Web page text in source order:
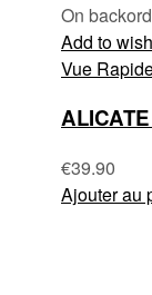
On
Add to
Vue
€39.90
Ajouter au